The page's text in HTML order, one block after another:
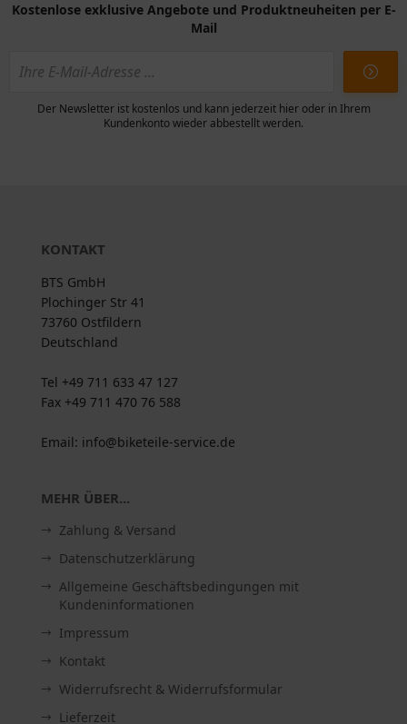
Kostenlose exklusive Angebote und Produktneuheiten per E-
Mail
Der Newsletter ist kostenlos und kann jederzeit hier oder in Ihrem
Kundenkonto wieder abbestellt werden.
KONTAKT
BTS GmbH
Plochinger Str 41
73760 Ostfildern
Deutschland
Tel +49 711 633 47 127
Fax +49 711 470 76 588
Email: info@biketeile-service.de
MEHR ÜBER...
Zahlung & Versand
Datenschutzerklärung
Allgemeine Geschäftsbedingungen mit
Kundeninformationen
Impressum
Kontakt
Widerrufsrecht & Widerrufsformular
Lieferzeit